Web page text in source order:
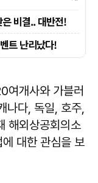
여개사와 가블러
나다, 독일, 호주,
해외상공회의소
대한 관심을 보